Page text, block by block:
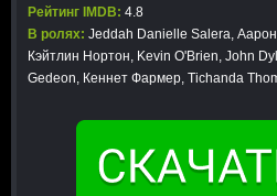
Рейтинг IMDB: 4.8
В ролях: Jeddah Danielle Salera,
Кэйтлин Нортон, Kevin O'Brien, John
Gedeon, Кеннет Фармер, Tichanda